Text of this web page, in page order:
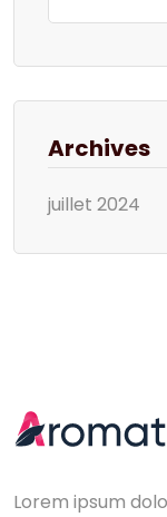
Archives
juillet 2024
Lorem ipsum